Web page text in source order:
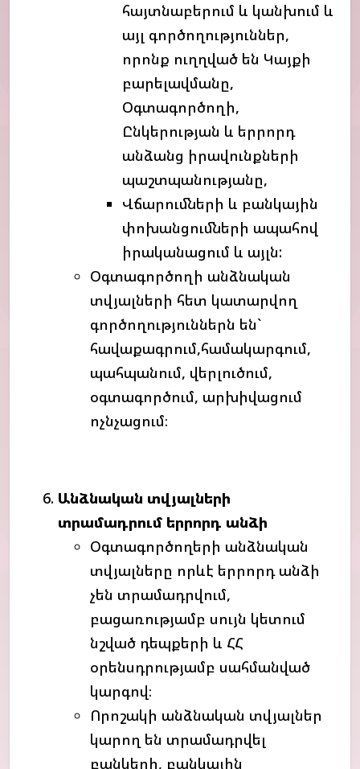
հայտնաբերում և կանխում և
այլ գործողություններ,
որոնք ուղղված են Կայքի
բարելավմանը,
Օգտագործողի,
Ընկերության և երրորդ
անձանց իրավունքների
պաշտպանությանը,
Վճարումների և բանկային
փոխանցումների ապահով
իրականացում և այլն:
Օգտագործողի անձնական
տվյալների հետ կատարվող
գործողություններն են`
հավաքագրում,համակարգում,
պահպանում, վերլուծում,
օգտագործում, արխիվացում
ոչնչացում։
Անձնական տվյալների
տրամադրում երրորդ անձի
Օգտագործողերի անձնական
տվյալները որևէ երրորդ անձի
չեն տրամադրվում,
բացառությամբ սույն կետում
նշված դեպքերի և ՀՀ
օրենսդրությամբ սահմանված
կարգով։
Որոշակի անձնական տվյալներ
կարող են տրամադրվել
բանկերի, բանկային